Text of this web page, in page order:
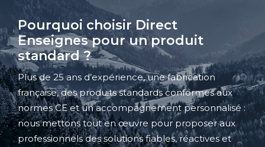
Pourquoi choisir Direct
Enseignes pour un produit
standard ?
Plus de 25 ans d’expérience, une fabrication
française, des produits standards conformes aux
normes CE et un accompagnement personnalisé :
nous mettons tout en œuvre pour proposer aux
professionnels des solutions fiables, réactives et